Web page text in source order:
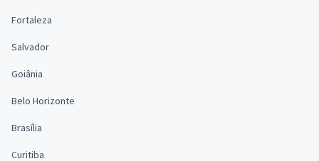
Fortaleza
Salvador
Goiânia
Belo Horizonte
Brasília
Curitiba